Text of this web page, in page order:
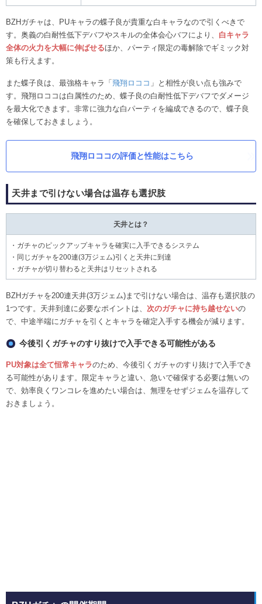
BZHガチャは、PUキャラの蝶子良が貴重な白キャラなので引くべきで
す。奥義の白耐性低下デバフやスキルの全体会心バフにより、 白キャラ
全体の火力を大幅に伸ばせるほか、パーティ限定の毒解除でギミック対
策も行えます。
また蝶子良は、最強格キャラ「 飛翔ロココ 」と相性が良い点も強みで
す。飛翔ロココは白属性のため、蝶子良の白耐性低下デバフでダメージ
を最大化できます。非常に強力な白パーティを編成できるので、蝶子良
を確保しておきましょう。
飛翔ロココの評価と性能はこちら
天井まで引けない場合は温存も選択肢
天井とは？
・ガチャのピックアップキャラを確実に入手できるシステム
・同じガチャを200連(3万ジェム)引くと天井に到達
・ガチャが切り替わると天井はリセットされる
BZHガチャを200連天井(3万ジェム)まで引けない場合は、温存も選択肢の
1つです。天井到達に必要なポイントは、 次のガチャに持ち越せないの
で、中途半端にガチャを引くとキャラを確定入手する機会が減ります。
今後引くガチャのすり抜けで入手できる可能性がある
PU対象は全て恒常キャラのため、今後引くガチャのすり抜けで入手でき
る可能性があります。限定キャラと違い、急いで確保する必要は無いの
で、効率良くワンコレを進めたい場合は、無理をせずジェムを温存して
おきましょう。